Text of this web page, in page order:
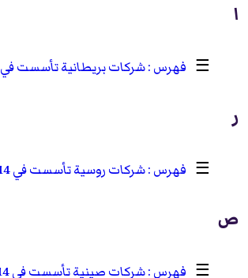
ا
☰ شركات بريطانية تأسست في 2014
ر
☰ شركات روسية تأسست في 2014
ص
☰ شركات صينية تأسست في 2014